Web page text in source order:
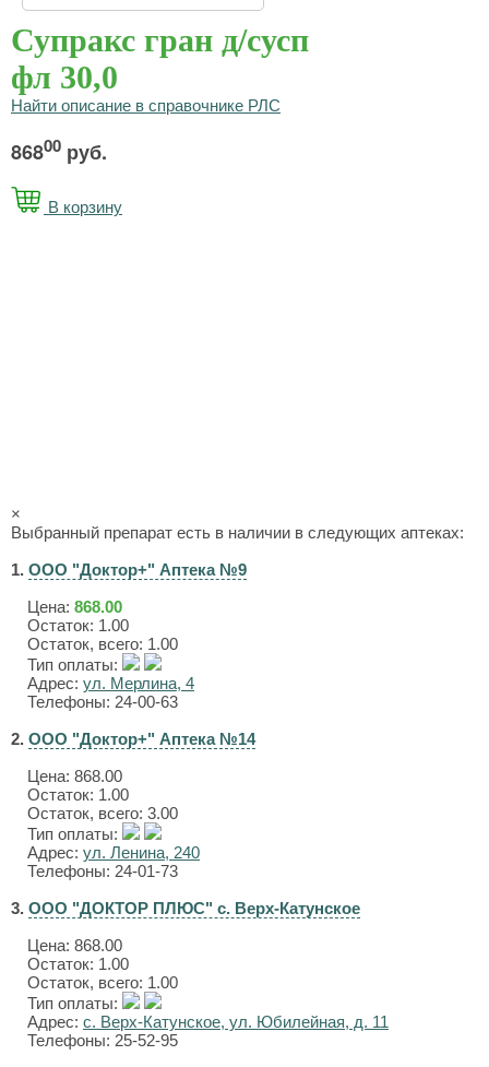
Супракс гран д/сусп
фл 30,0
Найти описание в справочнике РЛС
86800 руб.
В корзину
×
Выбранный препарат есть в наличии в следующих аптеках:
1. ООО "Доктор+" Аптека №9
Цена: 868.00
Остаток: 1.00
Остаток, всего: 1.00
Тип оплаты:
Адрес: ул. Мерлина, 4
Телефоны: 24-00-63
2. ООО "Доктор+" Аптека №14
Цена: 868.00
Остаток: 1.00
Остаток, всего: 3.00
Тип оплаты:
Адрес: ул. Ленина, 240
Телефоны: 24-01-73
3. ООО "ДОКТОР ПЛЮС" с. Верх-Катунское
Цена: 868.00
Остаток: 1.00
Остаток, всего: 1.00
Тип оплаты:
Адрес: с. Верх-Катунское, ул. Юбилейная, д. 11
Телефоны: 25-52-95